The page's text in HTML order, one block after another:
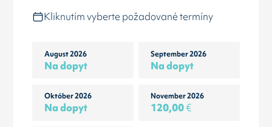
Kliknutím vyberte požadované termíny
August 2026
Na dopyt
September 2026
Na dopyt
Október 2026
Na dopyt
November 2026
120,00€